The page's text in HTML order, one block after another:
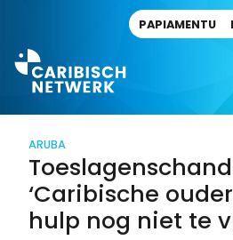
PAPIAMENTU
ARUBA
‘Caribische
hulp nog niet te